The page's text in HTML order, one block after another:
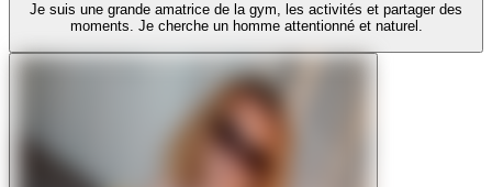
Je suis une grande amatrice de la gym, les activités et partager des
moments. Je cherche un homme attentionné et naturel.